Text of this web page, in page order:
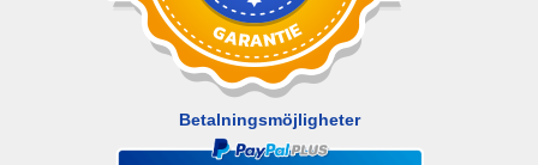
Betalningsmöjligheter